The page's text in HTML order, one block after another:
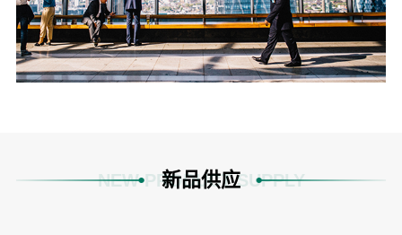
新品供应
NEW PRODUCT SUPPLY